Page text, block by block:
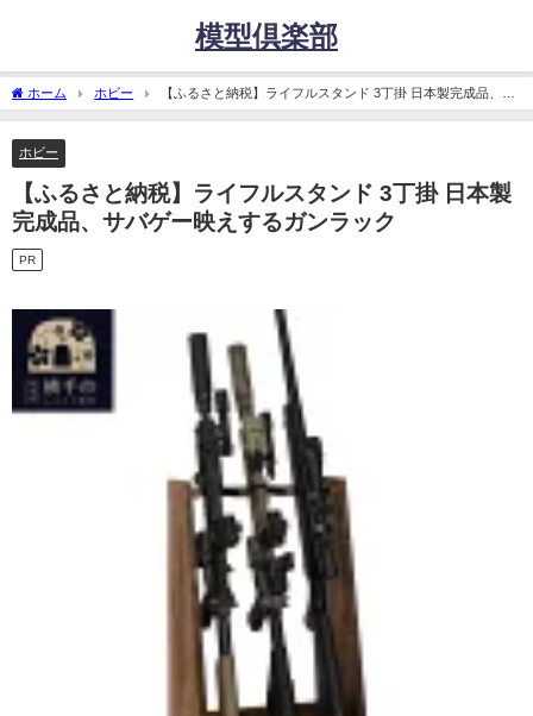
模型倶楽部
ホーム ホビー
【ふるさと納税】ライフルスタンド 3丁掛 日本製完成品、サ
バゲー映えするガンラック
ホビー
【ふるさと納税】ライフルスタンド 3丁掛 日本製
完成品、サバゲー映えするガンラック
PR